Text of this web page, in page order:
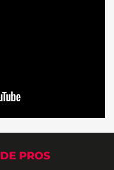
DE PROS